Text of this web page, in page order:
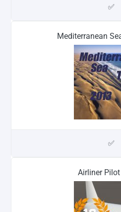
✅
Mediterranean
✅
Airliner